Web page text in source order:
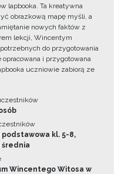
lapbooka. Ta kreatywna
obrazkową mapę myśli, a
nowych faktów z
lekcji, Wincentym
do przygotowania
i przygotowana
uczniowie zabiorą ze
podstawowa kl. 5-8,
średnia
Wincentego Witosa w